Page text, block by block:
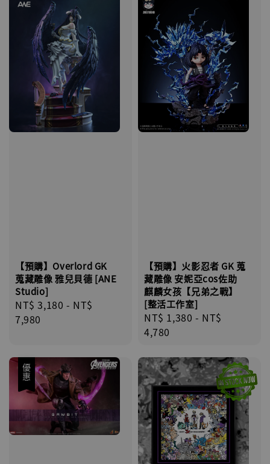
【預購】Overlord GK
蒐藏雕像 雅兒貝德 [ANE
Studio]
Regular
price
NT$ 3,180 - NT$
7,980
【預購】火影忍者 GK 蒐
藏雕像 安妮亞cos佐助
麒麟女孩【兄弟之戰】
[整活工作室]
Regular
price
NT$ 1,380 - NT$
4,780
優惠